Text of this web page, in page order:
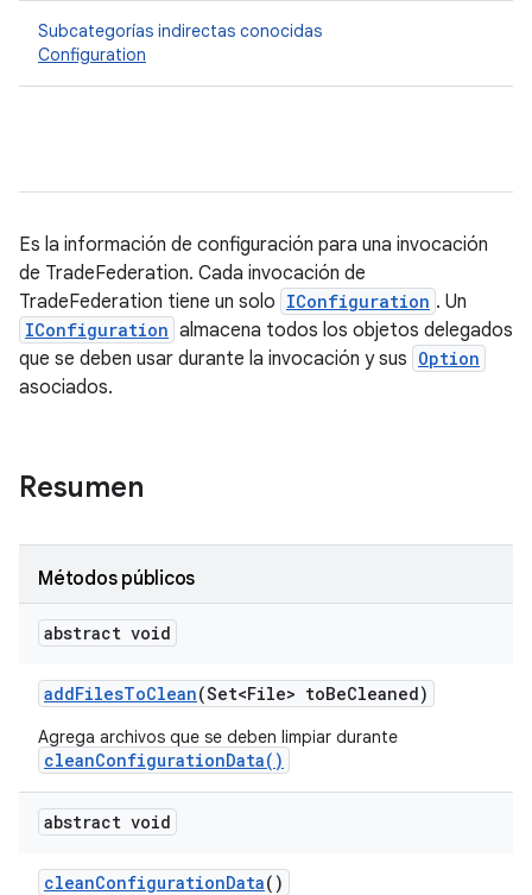
Subcategorías indirectas conocidas
Configuration
Es la información de configuración para una invocación
de TradeFederation. Cada invocación de
TradeFederation tiene un solo IConfiguration . Un
IConfiguration almacena todos los objetos delegados
que se deben usar durante la invocación y sus Option
asociados.
Resumen
Métodos públicos
abstract void
addFilesToClean(Set<File> toBeCleaned)
Agrega archivos que se deben limpiar durante
cleanConfigurationData()
abstract void
cleanConfigurationData()